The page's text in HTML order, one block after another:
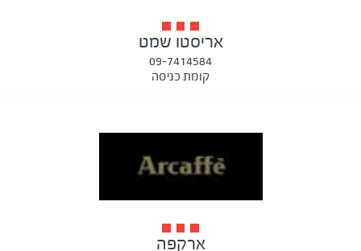
אריסטו שמט
09-7414584
קומת כניסה
ארקפה